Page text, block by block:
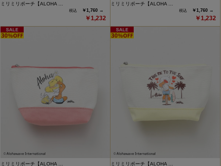
ミリミリポーチ【ALOHA …
￥1,760 →
￥1,232
ミリミリポーチ【ALOHA …
￥1,760 →
￥1,232
ミリミリポーチ【ALOHA … ミリミリポーチ【ALOHA …